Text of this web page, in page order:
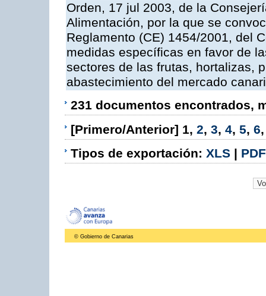
Orden, 17 jul 2003, de la
Alimentación, por la que se
Reglamento (CE) 1454/2001, del
medidas específicas en favor de
sectores de las frutas, hortalizas,
abastecimiento del mercado
231 documentos encontrados,
[Primero/Anterior] 1, 2, 3, 4, 5, 6
Tipos de exportación: XLS | PDF
© Gobierno de Canarias